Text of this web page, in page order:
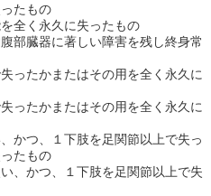
たもの
全く永久に失ったもの
部臓器に著しい障害を残し終身常
ったかまたはその用を全く永久に
ったかまたはその用を全く永久に
かつ、１下肢を足関節以上で失っ
たもの
、かつ、１下肢を足関節以上で失